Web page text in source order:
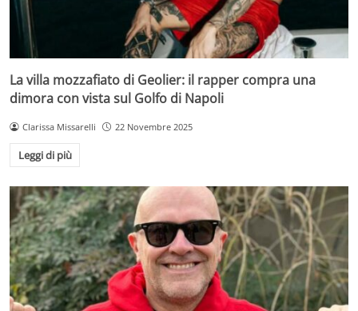
La villa mozzafiato di Geolier: il rapper compra una
dimora con vista sul Golfo di Napoli
Clarissa Missarelli 22 Novembre 2025
Leggi di più